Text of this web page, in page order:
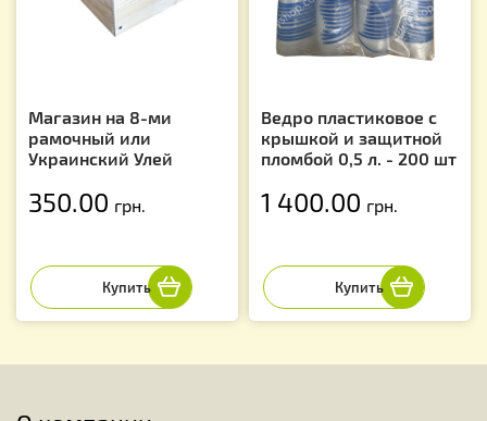
Магазин на 8-ми
рамочный или
Украинский Улей
350.00 грн.
Ведро пластиковое с
крышкой и защитной
пломбой 0,5 л. - 200 шт
1 400.00 грн.